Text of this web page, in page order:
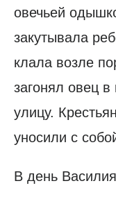
овечьей
закутывала
клала возле
загонял овец
улицу.
уносили с
В день